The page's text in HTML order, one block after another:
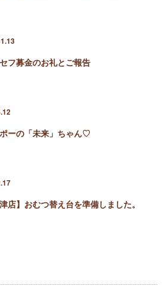
フ募金のお礼とご報告
ーの「未来」ちゃん♡
店】おむつ替え台を準備しました。